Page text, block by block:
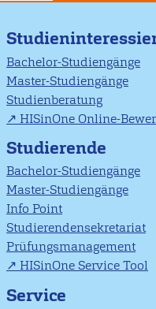
Bachelor-Studiengänge
Master-Studiengänge
Studienberatung
HISinOne Online-
Studierende
Bachelor-Studiengänge
Master-Studiengänge
Info Point
Studierendensekretariat
Prüfungsmanagement
HISinOne Service Tool
Service